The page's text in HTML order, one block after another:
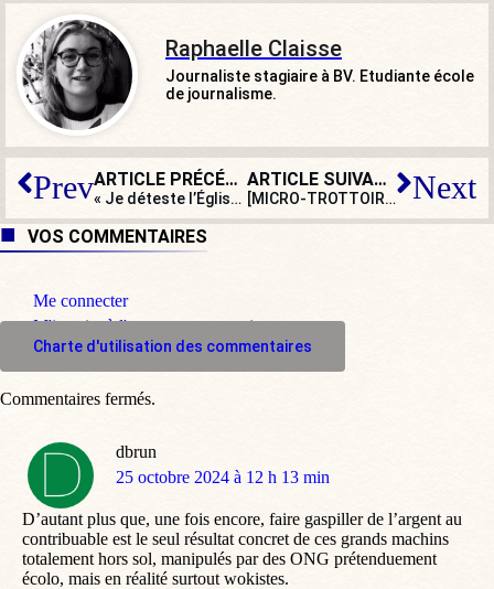
Raphaelle Claisse
Journaliste stagiaire à BV. Etudiante école
de journalisme.
Prev ARTICLE PRÉCÉDENT
« Je déteste l’Église » : auprès de BV, Thomas Guénolé persiste et signe
ARTICLE SUIVANT
[MICRO-TROTTOIR] Macron a-t-il sauvé ou coulé l’économie française ? Next
VOS COMMENTAIRES
Me connecter
M'inscrire à l'espace commentaire
Charte d'utilisation des commentaires
dbrun
dit
25 octobre 2024 à 12 h 13 min
D’autant plus que, une fois encore, faire gaspiller de l’argent au
contribuable est le seul résultat concret de ces grands machins
totalement hors sol, manipulés par des ONG prétenduement
écolo, mais en réalité surtout wokistes.
Commentaires fermés.